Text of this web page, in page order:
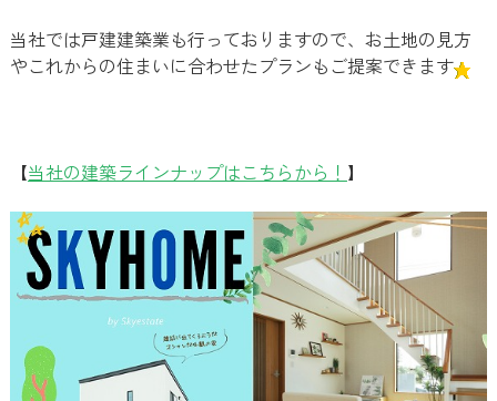
当社では戸建建築業も行っておりますので、お土地の見方
やこれからの住まいに合わせたプランもご提案できます
【当社の建築ラインナップはこちらから！ 】